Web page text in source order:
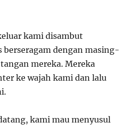
kami disambut
berseragam dengan masing-
mereka. Mereka
ke wajah kami dan lalu
kami mau menyusul